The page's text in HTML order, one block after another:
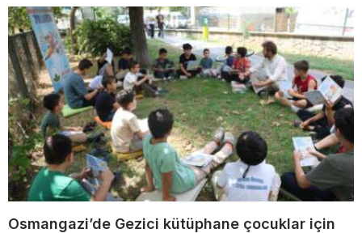
Osmangazi’de Gezici kütüphane çocuklar için